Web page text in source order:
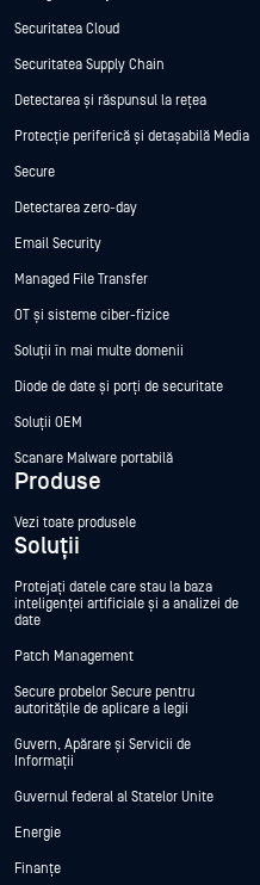
Securitatea Cloud
Securitatea Supply Chain
Detectarea și răspunsul la rețea
Protecție periferică și detașabilă Media
Secure
Detectarea zero-day
Email Security
Managed File Transfer
OT și sisteme ciber-fizice
Soluții în mai multe domenii
Diode de date și porți de securitate
Soluții OEM
Scanare Malware portabilă
Produse
Vezi toate produsele
Soluții
Protejați datele care stau la baza
inteligenței artificiale și a analizei de
date
Patch Management
Secure probelor Secure pentru
autoritățile de aplicare a legii
Guvern, Apărare și Servicii de
Informații
Guvernul federal al Statelor Unite
Energie
Finanțe